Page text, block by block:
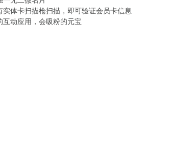
体卡扫描枪扫描，即可验证会员卡信息
动应用，会吸粉的元宝